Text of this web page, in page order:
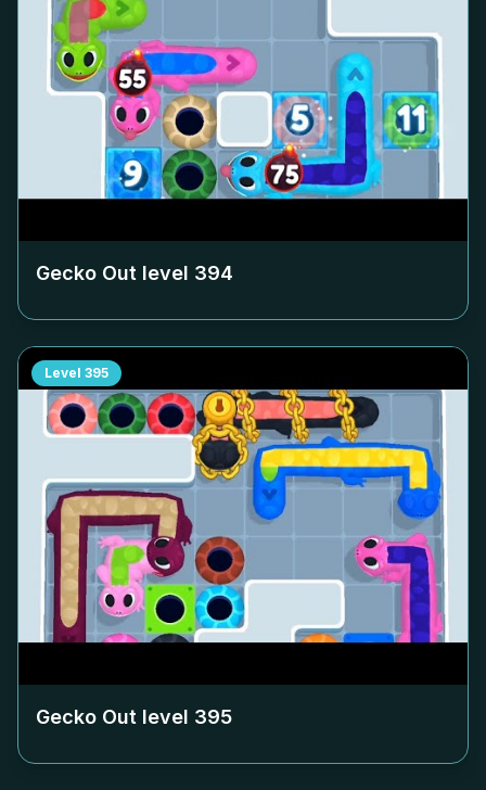
Gecko Out level 394
Level 395
Gecko Out level 395